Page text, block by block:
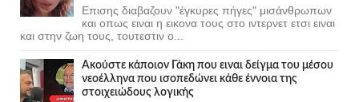
Επισης διαβαζουν "έγκυρες πήγες" μισάνθρωπων
και οπως ειναι η εικονα τους στο ιντερνετ ετσι ειναι
και στην ζωη τους, τουτεστιν ο...
Ακούστε κάποιον Γάκη που ειναι δείγμα του μέσου
νεοέλληνα που ισοπεδώνει κάθε έννοια της
στοιχειώδους λογικής